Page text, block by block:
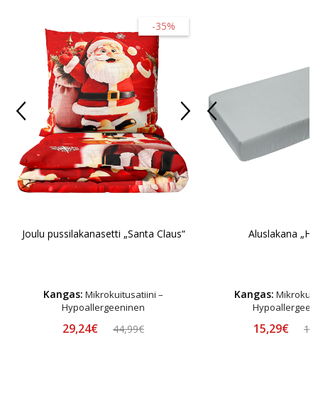
-35%
Joulu pussilakanasetti „Santa Claus“
Kangas: Mikrokuitusatiini –
Hypoallergeeninen
29,24€ 44,99€
Aluslakana
Kangas:
15,29€